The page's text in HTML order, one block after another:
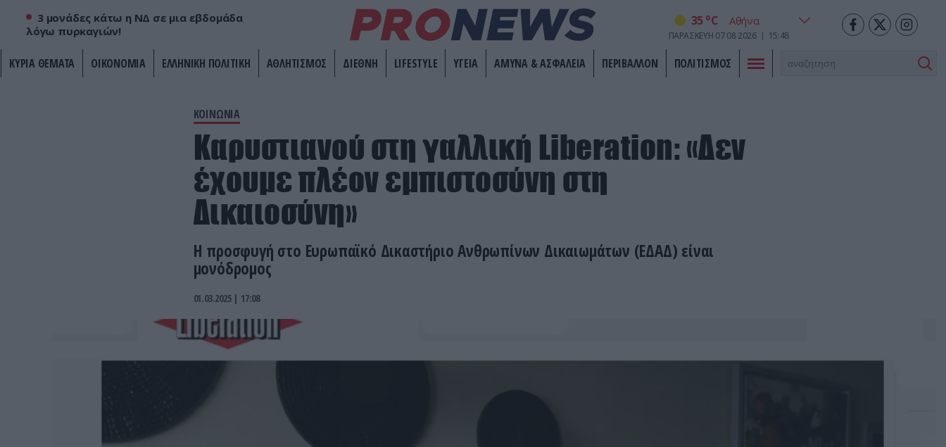
3 μονάδες κάτω η ΝΔ σε μια εβδομάδα
λόγω πυρκαγιών!
35 oC
ΠΑΡΑΣΚΕΥΗ 07 08 2026 15:48
ΚΥΡΙΑ ΘΕΜΑΤΑ ΟΙΚΟΝΟΜΙΑ ΕΛΛΗΝΙΚΗ ΠΟΛΙΤΙΚΗ ΑΘΛΗΤΙΣΜΟΣ ΔΙΕΘΝΗ LIFESTYLE ΥΓΕΙΑ ΑΜΥΝΑ & ΑΣΦΑΛΕΙΑ ΠΕΡΙΒΑΛΛΟΝ ΠΟΛΙΤΙΣΜΟΣ
ΚΟΙΝΩΝΙΑ
Καρυστιανού στη γαλλική Liberation: «Δεν
έχουμε πλέον εμπιστοσύνη στη
Δικαιοσύνη»
Η προσφυγή στο Ευρωπαϊκό Δικαστήριο Ανθρωπίνων Δικαιωμάτων (ΕΔΑΔ) είναι
μονόδρομος
01.03.2025 | 17:08